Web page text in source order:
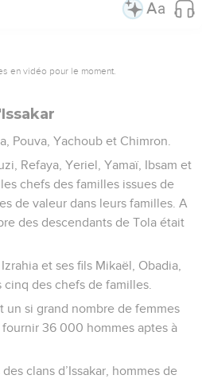
en vidéo pour le moment.
Pouva, Yachoub et Chimron.
Refaya, Yeriel, Yamaï, Ibsam et
chefs des familles issues de
de valeur dans leurs familles. A
des descendants de Tola était
et ses fils Mikaël, Obadia,
des chefs de familles.
un si grand nombre de femmes
36 000 hommes aptes à
clans d’Issakar, hommes de